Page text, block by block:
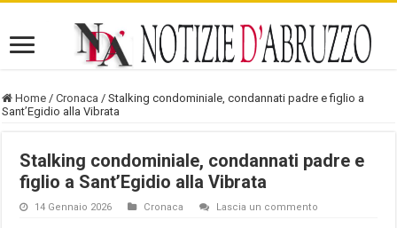
Home / Cronaca / Stalking condominiale, condannati padre e figlio a
Sant’Egidio alla Vibrata
Stalking condominiale, condannati padre e
figlio a Sant’Egidio alla Vibrata
14 Gennaio 2026 Cronaca Lascia un commento